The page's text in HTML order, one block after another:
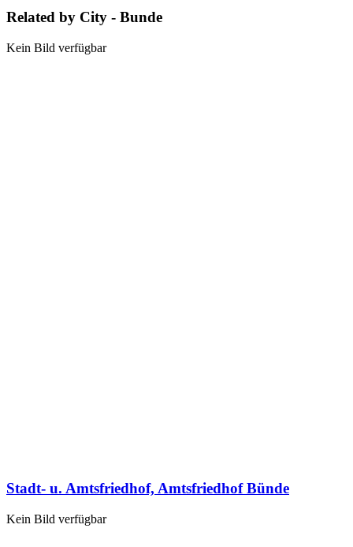
Related by City - Bunde
Kein Bild verfügbar
Stadt- u. Amtsfriedhof, Amtsfriedhof Bünde
Kein Bild verfügbar